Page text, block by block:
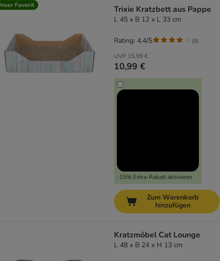
Favorit Trixie Kratzbett aus Pappe
L 45 x B 12 x L 33 cm
UVP 15,99 €
10,99 €
-15% Extra-Rabatt aktivieren
Rating: 4.4/5 (8)
Zum Warenkorb
hinzufügen
Kratzmöbel Cat Lounge
L 48 x B 24 x H 13 cm